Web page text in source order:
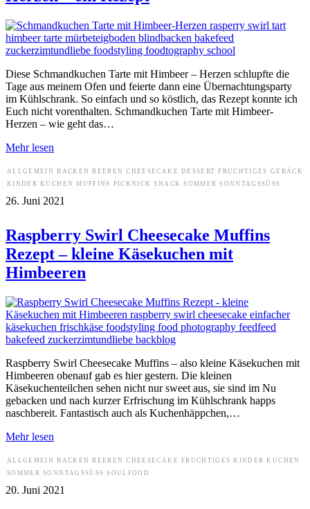
Diese Schmandkuchen Tarte mit Himbeer – Herzen schlupfte die
Tage aus meinem Ofen und feierte dann eine Übernachtungsparty
im Kühlschrank. So einfach und so köstlich, das Rezept konnte ich
Euch nicht vorenthalten. Schmandkuchen Tarte mit Himbeer-
Herzen – wie geht das…
Mehr lesen
ALLGEMEIN BACKEN BEEREN CHEESECAKE DESSERT FRUCHTIGES GEBÄCK
KINDER
KUCHEN MUFFINS PICKNICK SNACK SOMMER SONNTAGSSÜSS
26. Juni 2021
Raspberry Swirl Cheesecake Muffins
Rezept – kleine Käsekuchen mit
Himbeeren
Raspberry Swirl Cheesecake Muffins – also kleine Käsekuchen mit
Himbeeren obenauf gab es hier gestern. Die kleinen
Käsekuchenteilchen sehen nicht nur sweet aus, sie sind im Nu
gebacken und nach kurzer Erfrischung im Kühlschrank happs
naschbereit. Fantastisch auch als Kuchenhäppchen,…
Mehr lesen
ALLGEMEIN BACKEN BEEREN CHEESECAKE FRUCHTIGES KINDER
KUCHEN
SOMMER
SONNTAGSSÜSS SOULFOOD
20. Juni 2021